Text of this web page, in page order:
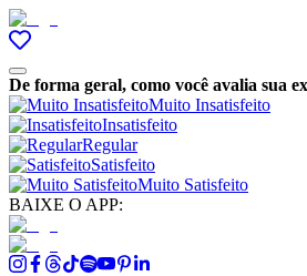
De forma geral, como você avalia sua
Muito Insatisfeito
Insatisfeito
Regular
Satisfeito
Muito Satisfeito
BAIXE O APP: